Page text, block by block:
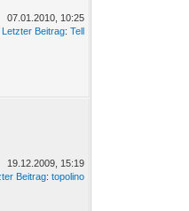
07.01.2010, 10:25
Letzter Beitrag:Tell
19.12.2009, 15:19
Beitrag:topolino